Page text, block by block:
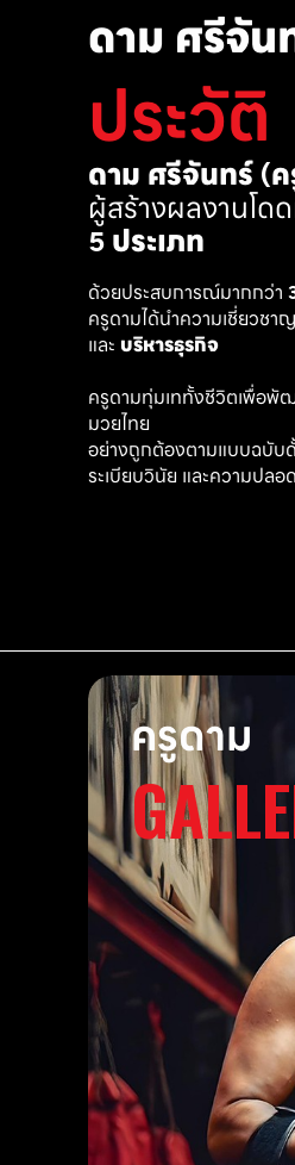
ดาม ศรีจัน
ประวัติ
ดาม ศรีจันทร์ (
ผู้สร้างผลงานโด
5 ประเภท
ด้วยประสบการณ์มากกว่า
ครูดามได้นำความเชี่ยวชา
และ บริหารธุรกิจ
ครูดามทุ่มเททั้งชีวิตเพื่อพั
มวยไทย
อย่างถูกต้องตามแบบฉบับ
ระเบียบวินัย และความปล
ครูดาม